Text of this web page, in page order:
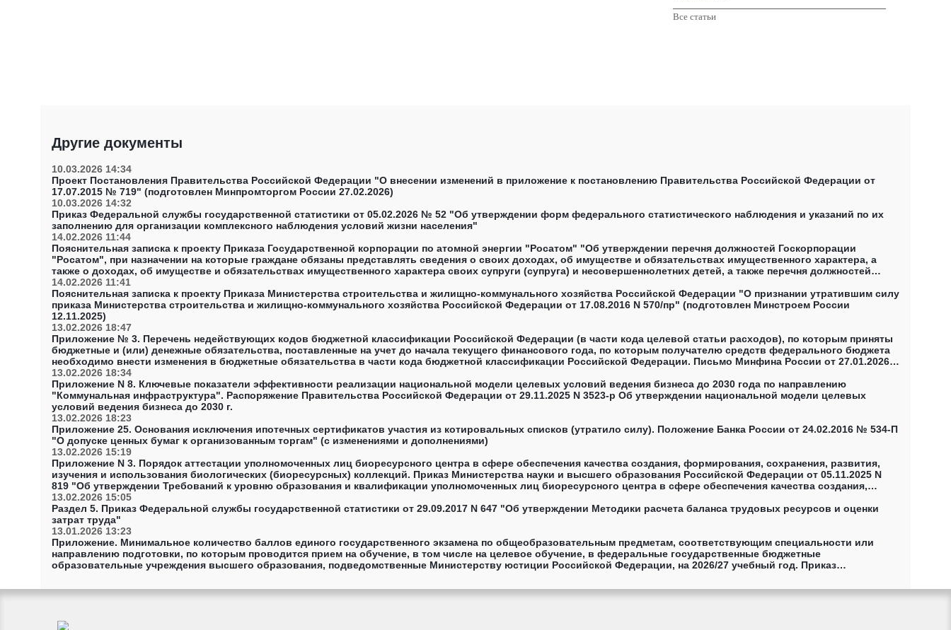
Все статьи
Другие документы
10.03.2026 14:34
Проект Постановления Правительства Российской Федерации "О внесении изменений в приложение к постановлению Правительства Российской Федерации от
17.07.2015 № 719" (подготовлен Минпромторгом России 27.02.2026)
10.03.2026 14:32
Приказ Федеральной службы государственной статистики от 05.02.2026 № 52 "Об утверждении форм федерального статистического наблюдения и указаний по их
заполнению для организации комплексного наблюдения условий жизни населения"
14.02.2026 11:44
Пояснительная записка к проекту Приказа Государственной корпорации по атомной энергии "Росатом" "Об утверждении перечня должностей Госкорпорации
"Росатом", при назначении на которые граждане обязаны представлять сведения о своих доходах, об имуществе и обязательствах имущественного характера, а
также о доходах, об имуществе и обязательствах имущественного характера своих супруги (супруга) и несовершеннолетних детей, а также перечня должностей
Госкорпорации "Росатом", при замещении которых работники Госкорпорации "Росатом" обязаны представлять сведения о своих доходах, расходах, об имуществе
и обязательствах имущественного характера, а также о доходах,.." (подготовлен Госкорпорацией "Росатом" 21.11.2025) (не действует)
14.02.2026 11:41
Пояснительная записка к проекту Приказа Министерства строительства и жилищно-коммунального хозяйства Российской Федерации "О признании утратившим силу
приказа Министерства строительства и жилищно-коммунального хозяйства Российской Федерации от 17.08.2016 N 570/пр" (подготовлен Минстроем России
12.11.2025)
13.02.2026 18:47
Приложение № 3. Перечень недействующих кодов бюджетной классификации Российской Федерации (в части кода целевой статьи расходов), по которым приняты
бюджетные и (или) денежные обязательства, поставленные на учет до начала текущего финансового года, по которым получателю средств федерального бюджета
необходимо внести изменения в бюджетные обязательства в части кода бюджетной классификации Российской Федерации. Письмо Минфина России от 27.01.2026
№ 02-05-07/5352 О внесении изменений в коды бюджетной классификации Российской Федерации по бюджетным (денежным) обязательствам, поставленным на учёт
до начала текущего финансового года
13.02.2026 18:34
Приложение N 8. Ключевые показатели эффективности реализации национальной модели целевых условий ведения бизнеса до 2030 года по направлению
"Коммунальная инфраструктура". Распоряжение Правительства Российской Федерации от 29.11.2025 N 3523-р Об утверждении национальной модели целевых
условий ведения бизнеса до 2030 г.
13.02.2026 18:23
Приложение 25. Основания исключения ипотечных сертификатов участия из котировальных списков (утратило силу). Положение Банка России от 24.02.2016 № 534-П
"О допуске ценных бумаг к организованным торгам" (с изменениями и дополнениями)
13.02.2026 15:19
Приложение N 3. Порядок аттестации уполномоченных лиц биоресурсного центра в сфере обеспечения качества создания, формирования, сохранения, развития,
изучения и использования биологических (биоресурсных) коллекций. Приказ Министерства науки и высшего образования Российской Федерации от 05.11.2025 N
819 "Об утверждении Требований к уровню образования и квалификации уполномоченных лиц биоресурсного центра в сфере обеспечения качества создания,
формирования, сохранения, развития, изучения и использования биологических (биоресурсных) коллекций, Перечня полномочий указанных уполномоченных лиц, а
также Порядка их аттестации"
13.02.2026 15:05
Раздел 5. Приказ Федеральной службы государственной статистики от 29.09.2017 N 647 "Об утверждении Методики расчета баланса трудовых ресурсов и оценки
затрат труда"
13.01.2026 13:23
Приложение. Минимальное количество баллов единого государственного экзамена по общеобразовательным предметам, соответствующим специальности или
направлению подготовки, по которым проводится прием на обучение, в том числе на целевое обучение, в федеральные государственные бюджетные
образовательные учреждения высшего образования, подведомственные Министерству юстиции Российской Федерации, на 2026/27 учебный год. Приказ
общеобразовательным предметам, соответствующим специальности или направлению подготовки, по которым проводится прием на обучение, в том числе на
целевое обучение, в федеральные государственные бюджетные образовательные учреждения высшего образования, подведомственные Министерству юстиции